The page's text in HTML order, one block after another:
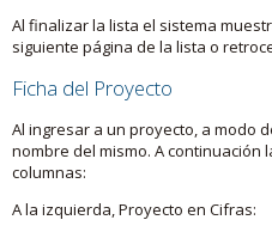
Al finalizar la lista el sistema
siguiente página de la lista o
Ficha del Proyecto
Al ingresar a un proyecto, a modo
nombre del mismo. A continuación
columnas:
A la izquierda, Proyecto en Cifras: